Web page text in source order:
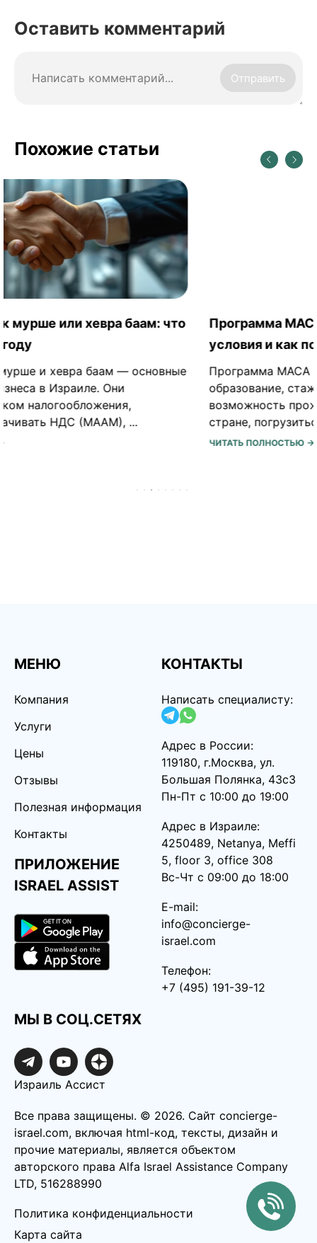
Оставить комментарий
Отправить
Похожие статьи
Программа МАСА в Израиле: для кого,
условия и как поехать
Программа МАСА в Израиле — не просто
образование, стажировка или волонтерство, а
возможность прожить несколько месяцев в
стране, погрузиться в ее культуру, ...
Израиль Ассист
Все права защищены. ©️ 2026. Сайт concierge-
israel.com, включая html-код, тексты, дизайн и
прочие материалы, является объектом
авторского права Alfa Israel Assistance Company
LTD, 516288990
Политика конфиденциальности
Карта сайта
МЕНЮ
Компания
Услуги
Цены
Отзывы
Полезная информация
Контакты
ПРИЛОЖЕНИЕ
ISRAEL ASSIST
КОНТАКТЫ
Написать специалисту:
Адрес в России:
119180, г.Москва, ул.
Большая Полянка, 43с3
Пн-Пт с 10:00 до 19:00
Адрес в Израиле:
4250489, Netanya, Meffi
5, floor 3, office 308
Вс-Чт с 09:00 до 18:00
E-mail:
info@concierge-
israel.com
Телефон:
+7 (495) 191-39-12
МЫ В СОЦ.СЕТЯХ